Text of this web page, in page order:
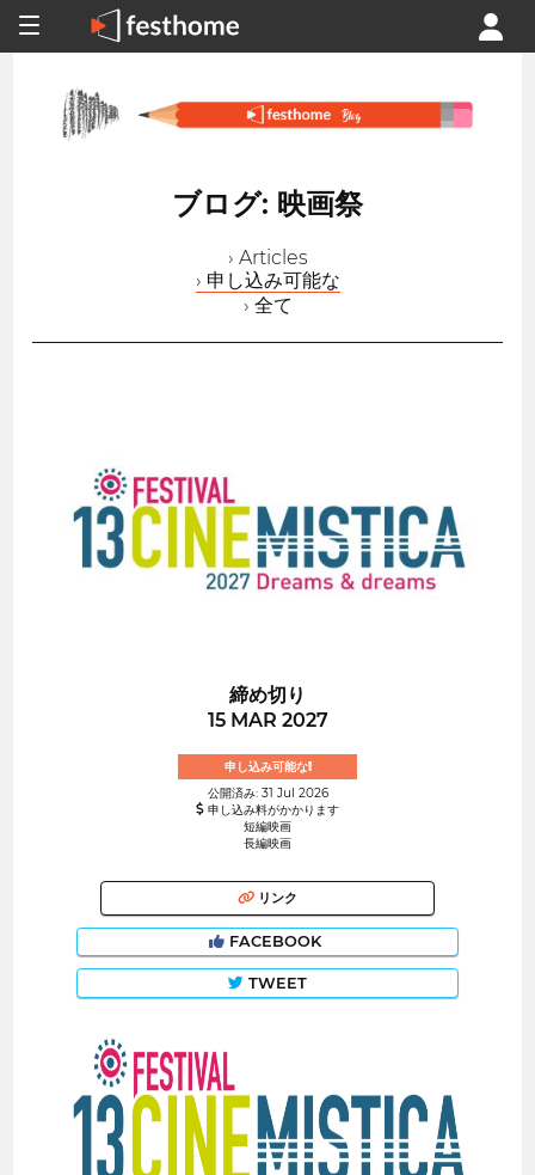
ブログ: 映画祭
› Articles
› 申し込み可能な
› 全て
締め切り
15 MAR 2027
申し込み可能な!
公開済み: 31 Jul 2026
申し込み料がかかります
短編映画
長編映画
リンク
FACEBOOK
TWEET